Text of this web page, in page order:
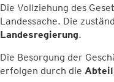
Die Vollziehung des
Landessache. Die
Landesregierung.
Die Besorgung der
erfolgen durch die